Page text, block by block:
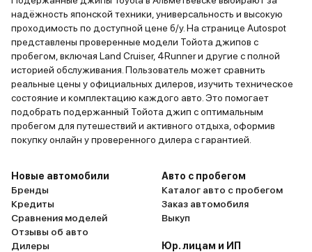
надёжность японской техники, универсальность и высокую
проходимость по доступной цене б/у. На странице Autospot
представлены проверенные модели Тойота джипов с
пробегом, включая Land Cruiser, 4Runner и другие с полной
историей обслуживания. Пользователь может сравнить
реальные цены у официальных дилеров, изучить техническое
состояние и комплектацию каждого авто. Это помогает
подобрать подержанный Тойота джип с оптимальным
пробегом для путешествий и активного отдыха, оформив
покупку онлайн у проверенного дилера с гарантией.
Новые автомобили
Бренды
Кредиты
Сравнения моделей
Отзывы об авто
Дилеры
Авто с пробегом
Каталог авто с пробегом
Заказ автомобиля
Выкуп
Юр. лицам и ИП